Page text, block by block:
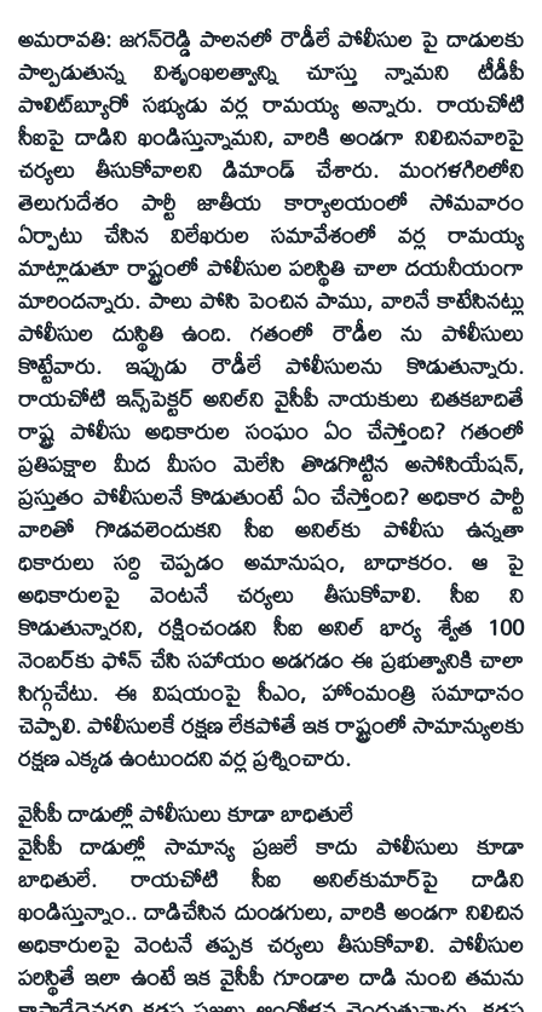
అమరావతి: జగన్‌రెడ్డి పాలనలో రౌడీలే పోలీసుల పై దాడులకు
పాల్పడుతున్న విశృంఖలత్వాన్ని చూస్తు న్నామని టీడీపీ
పొలిట్‌బ్యూరో సభ్యుడు వర్ల రామయ్య అన్నారు. రాయచోటి
సీఐపై దాడిని ఖండిస్తున్నామని, వారికి అండగా నిలిచినవారిపై
చర్యలు తీసుకోవాలని డిమాండ్‌ చేశారు. మంగళగిరిలోని
తెలుగుదేశం పార్టీ జాతీయ కార్యాలయంలో సోమవారం
ఏర్పాటు చేసిన విలేఖరుల సమావేశంలో వర్ల రామయ్య
మాట్లాడుతూ రాష్ట్రంలో పోలీసుల పరిస్థితి చాలా దయనీయంగా
మారిందన్నారు. పాలు పోసి పెంచిన పాము, వారినే కాటేసినట్లు
పోలీసుల దుస్థితి ఉంది. గతంలో రౌడీల ను పోలీసులు
కొట్టేవారు. ఇప్పుడు రౌడీలే పోలీసులను కొడుతున్నారు.
రాయచోటి ఇన్స్‌పెక్టర్‌ అనిల్‌ని వైసీపీ నాయకులు చితకబాదితే
రాష్ట్ర పోలీసు అధికారుల సంఘం ఏం చేస్తోంది? గతంలో
ప్రతిపక్షాల మీద మీసం మెలేసి తొడగొట్టిన అసోసియేషన్‌,
ప్రస్తుతం పోలీసులనే కొడుతుంటే ఏం చేస్తోంది? అధికార పార్టీ
వారితో గొడవలెందుకని సీఐ అనిల్‌కు పోలీసు ఉన్నతా
ధికారులు సర్ది చెప్పడం అమానుషం, బాధాకరం. ఆ పై
అధికారులపై వెంటనే చర్యలు తీసుకోవాలి. సీఐ ని
కొడుతున్నారని, రక్షించండని సీఐ అనిల్‌ భార్య శ్వేత 100
నెంబర్‌కు ఫోన్‌ చేసి సహాయం అడగడం ఈ ప్రభుత్వానికి చాలా
సిగ్గుచేటు. ఈ విషయంపై సీఎం, హోంమంత్రి సమాధానం
చెప్పాలి. పోలీసులకే రక్షణ లేకపోతే ఇక రాష్ట్రంలో సామాన్యులకు
రక్షణ ఎక్కడ ఉంటుందని వర్ల ప్రశ్నించారు.
వైసీపీ దాడుల్లో పోలీసులు కూడా బాధితులే
వైసీపీ దాడుల్లో సామాన్య ప్రజలే కాదు పోలీసులు కూడా
బాధితులే. రాయచోటి సీఐ అనిల్‌కుమార్‌పై దాడిని
ఖండిస్తున్నాం.. దాడిచేసిన దుండగులు, వారికి అండగా నిలిచిన
అధికారులపై వెంటనే తప్పక చర్యలు తీసుకోవాలి. పోలీసుల
పరిస్థితే ఇలా ఉంటే ఇక వైసీపీ గూండాల దాడి నుంచి తమను